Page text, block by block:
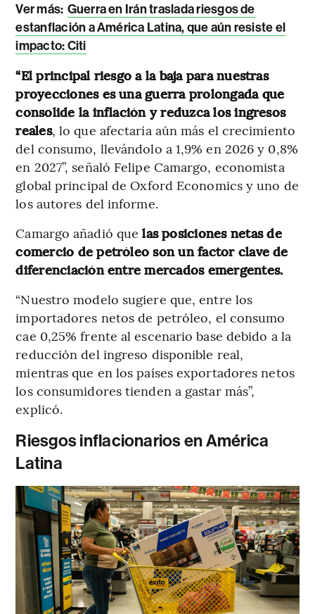
Ver más: Guerra en Irán traslada riesgos de
estanflación a América Latina, que aún resiste el
impacto: Citi
“El principal riesgo a la baja para nuestras
proyecciones es una guerra prolongada que
consolide la inflación y reduzca los ingresos
reales, lo que afectaría aún más el crecimiento
del consumo, llevándolo a 1,9% en 2026 y 0,8%
en 2027”, señaló Felipe Camargo, economista
global principal de Oxford Economics y uno de
los autores del informe.
Camargo añadió quelas posiciones netas de
comercio de petróleo son un factor clave de
diferenciación entre mercados emergentes.
“Nuestro modelo sugiere que, entre los
importadores netos de petróleo, el consumo
cae 0,25% frente al escenario base debido a la
reducción del ingreso disponible real,
mientras que en los países exportadores netos
los consumidores tienden a gastar más”,
explicó.
Riesgos inflacionarios en América
Latina